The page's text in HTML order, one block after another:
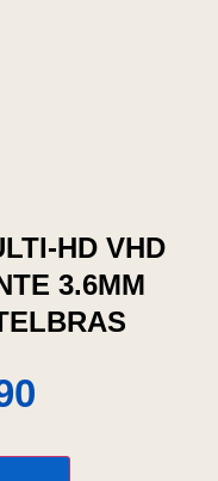
HD VHD
3.6MM